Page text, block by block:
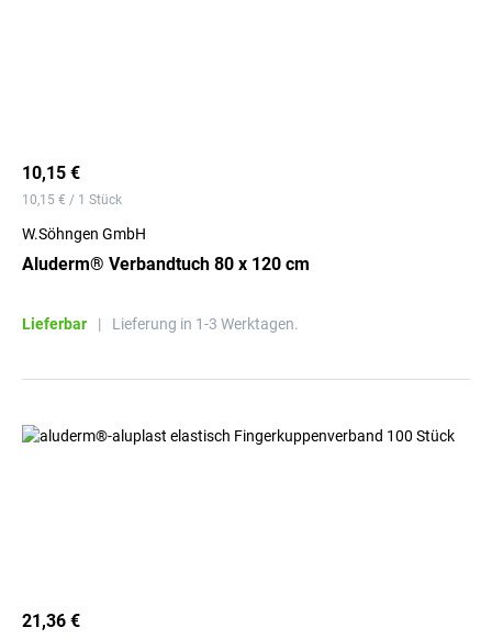
10,15 €
10,15 € / 1 Stück
W.Söhngen GmbH
Aluderm® Verbandtuch 80 x 120 cm
Lieferbar | Lieferung in 1-3 Werktagen.
21,36 €